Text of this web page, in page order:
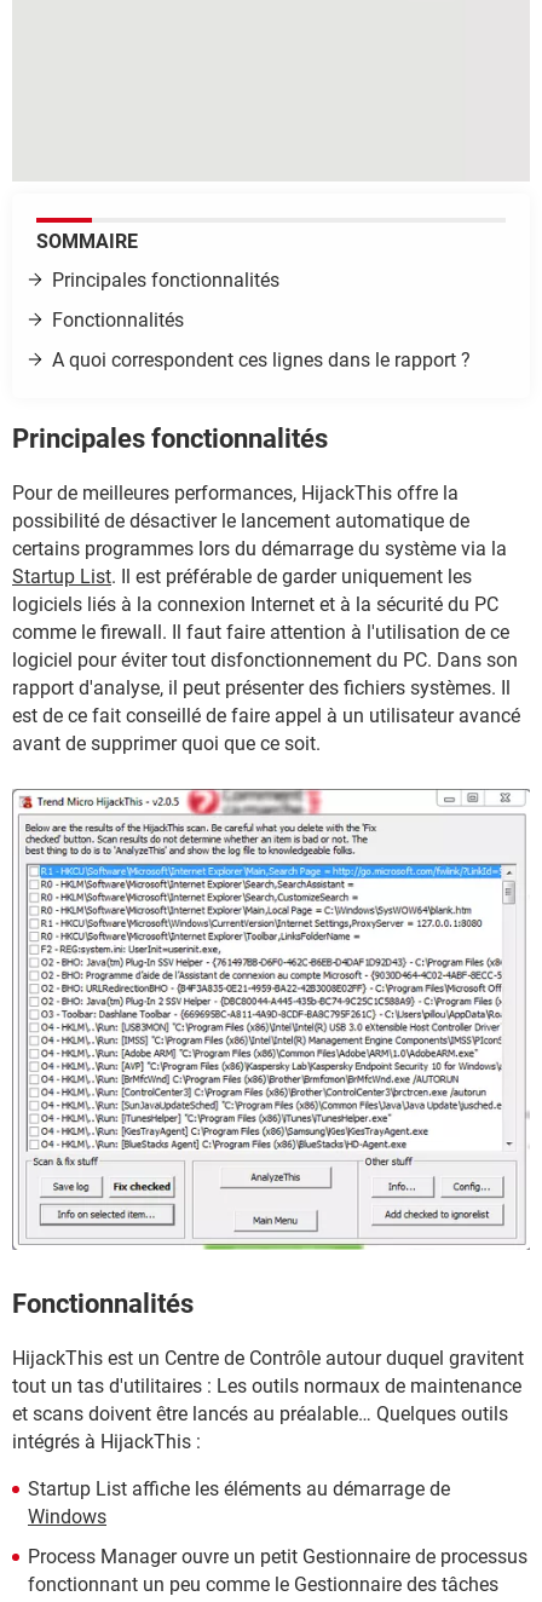
SOMMAIRE
Principales fonctionnalités
Fonctionnalités
A quoi correspondent ces lignes dans le rapport ?
Principales fonctionnalités
Pour de meilleures performances, HijackThis offre la
possibilité de désactiver le lancement automatique de
certains programmes lors du démarrage du système via la
Startup List. Il est préférable de garder uniquement les
logiciels liés à la connexion Internet et à la sécurité du PC
comme le firewall. Il faut faire attention à l'utilisation de ce
logiciel pour éviter tout disfonctionnement du PC. Dans son
rapport d'analyse, il peut présenter des fichiers systèmes. Il
est de ce fait conseillé de faire appel à un utilisateur avancé
avant de supprimer quoi que ce soit.
Fonctionnalités
HijackThis est un Centre de Contrôle autour duquel gravitent
tout un tas d'utilitaires : Les outils normaux de maintenance
et scans doivent être lancés au préalable… Quelques outils
intégrés à HijackThis :
Startup List affiche les éléments au démarrage de
Windows
Process Manager ouvre un petit Gestionnaire de processus
fonctionnant un peu comme le Gestionnaire des tâches